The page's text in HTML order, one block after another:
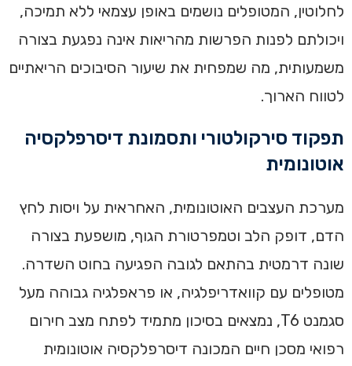
לחלוטין, המטופלים נושמים באופן עצמאי ללא תמיכה,
ויכולתם לפנות הפרשות מהריאות אינה נפגעת בצורה
משמעותית, מה שמפחית את שיעור הסיבוכים הריאתיים
לטווח הארוך.
תפקוד סירקולטורי ותסמונת דיסרפלקסיה
אוטונומית
מערכת העצבים האוטונומית, האחראית על ויסות לחץ
הדם, דופק הלב וטמפרטורת הגוף, מושפעת בצורה
שונה דרמטית בהתאם לגובה הפגיעה בחוט השדרה.
מטופלים עם קוואדריפלגיה, או פראפלגיה גבוהה מעל
סגמנט T6, נמצאים בסיכון מתמיד לפתח מצב חירום
רפואי מסכן חיים המכונה דיסרפלקסיה אוטונומית